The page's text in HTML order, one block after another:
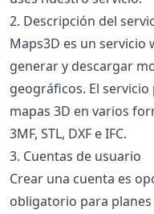
2. Descripción del
Maps3D es un servicio
generar y descargar
geográficos. El
mapas 3D en varios
3MF, STL, DXF e IFC.
3. Cuentas de usuario
Crear una cuenta es
obligatorio para